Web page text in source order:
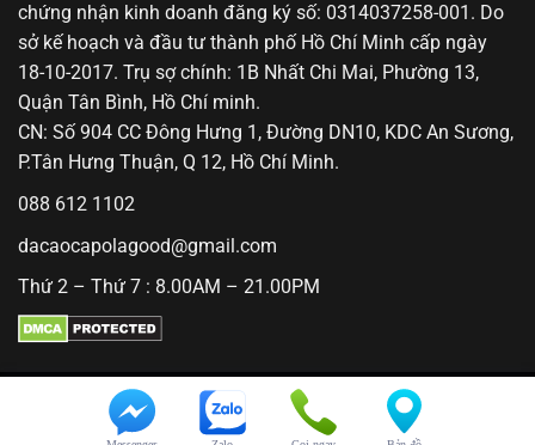
chứng nhận kinh doanh đăng ký số: 0314037258-001. Do
sở kế hoạch và đầu tư thành phố Hồ Chí Minh cấp ngày
18-10-2017. Trụ sợ chính: 1B Nhất Chi Mai, Phường 13,
Quận Tân Bình, Hồ Chí minh.
CN: Số 904 CC Đông Hưng 1, Đường DN10, KDC An Sương,
P.Tân Hưng Thuận, Q 12, Hồ Chí Minh.
088 612 1102
dacaocapolagood@gmail.com
Thứ 2 – Thứ 7 : 8.00AM – 21.00PM
© 2018 Olagood. All Rights Reserved.